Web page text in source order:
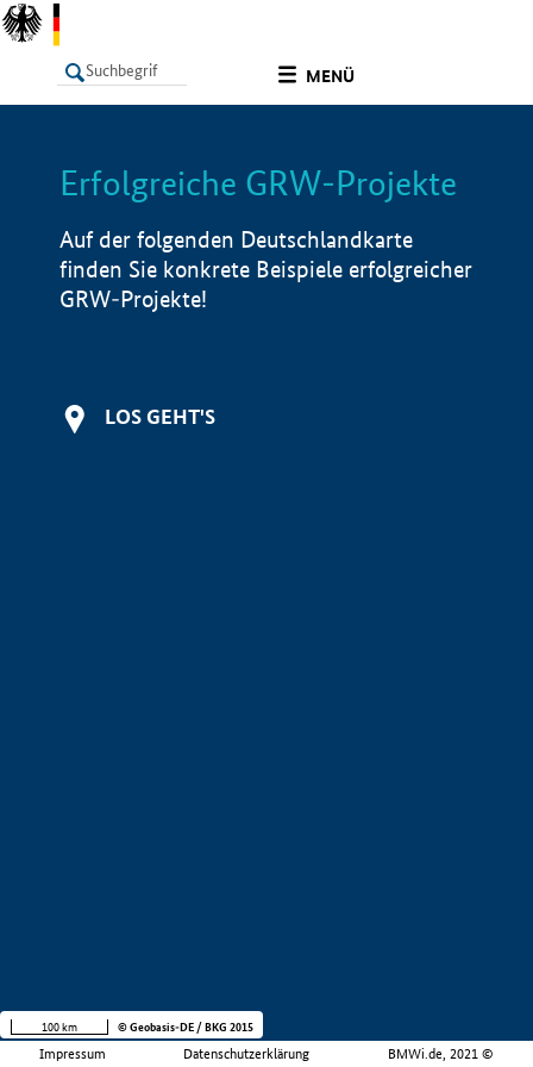
MENÜ
LISTE Info
Erfolgreiche GRW-Projekte
Auf der folgenden Deutschlandkarte
finden Sie konkrete Beispiele erfolgreicher
GRW-Projekte!
LOS GEHT'S
Impressum Datenschutzerklärung BMWi.de, 2021 ©
100 km © Geobasis-DE / BKG 2015